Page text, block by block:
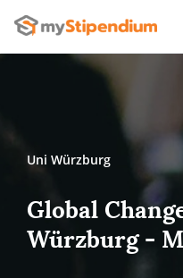
Uni Würzburg
Global
Würzburg -